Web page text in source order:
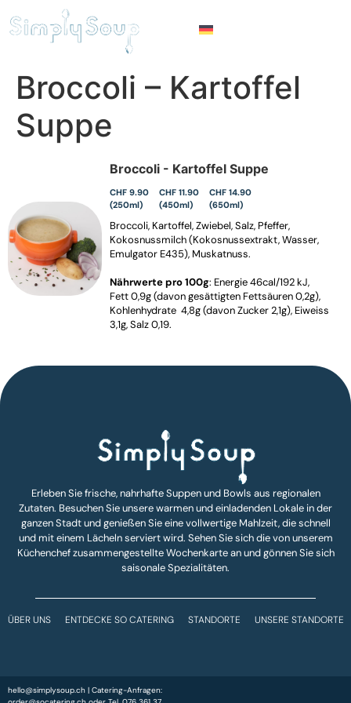
Broccoli – Kartoffel
Suppe
Broccoli - Kartoffel Suppe
CHF 9.90
(250ml)
CHF 11.90
(450ml)
CHF 14.90
(650ml)
Broccoli, Kartoffel, Zwiebel, Salz, Pfeffer,
Kokosnussmilch (Kokosnussextrakt, Wasser,
Emulgator E435), Muskatnuss.
Nährwerte pro 100g: Energie 46cal/192 kJ,
Fett 0,9g (davon gesättigten Fettsäuren 0,2g),
Kohlenhydrate 4,8g (davon Zucker 2,1g), Eiweiss
3,1g, Salz 0,19.
Erleben Sie frische, nahrhafte Suppen und Bowls aus regionalen
Zutaten. Besuchen Sie unsere warmen und einladenden Lokale in der
ganzen Stadt und genießen Sie eine vollwertige Mahlzeit, die schnell
und mit einem Lächeln serviert wird. Sehen Sie sich die von unserem
Küchenchef zusammengestellte Wochenkarte an und gönnen Sie sich
saisonale Spezialitäten.
ÜBER UNS ENTDECKE SO CATERING STANDORTE UNSERE STANDORTE
hello@simplysoup.ch | Catering-Anfragen: